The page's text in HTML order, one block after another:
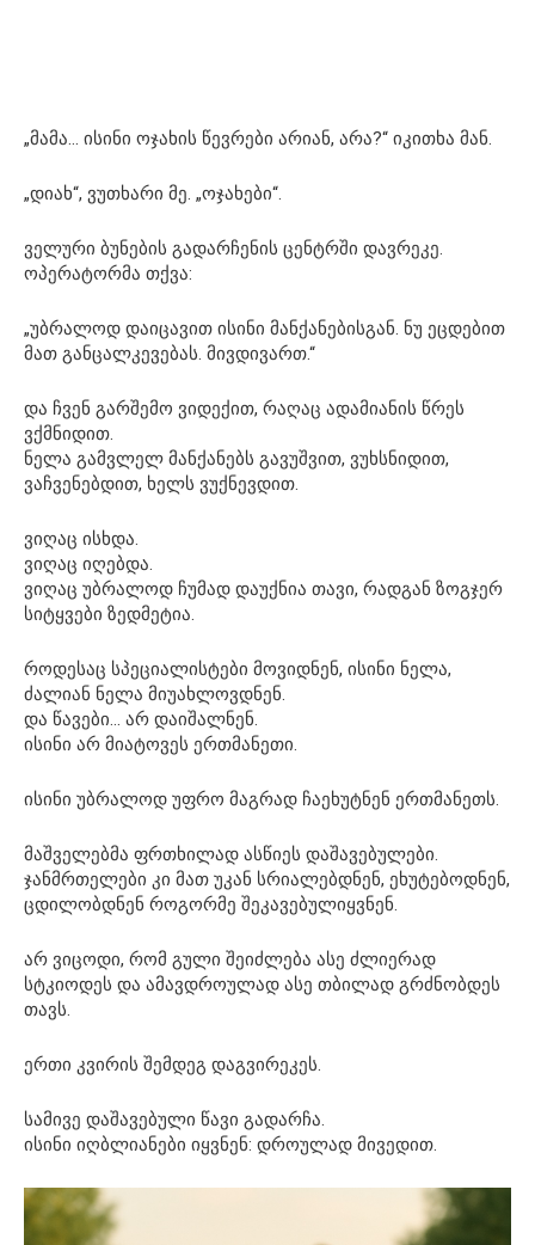
„მამა… ისინი ოჯახის წევრები არიან, არა?“ იკითხა მან.
„დიახ“, ვუთხარი მე. „ოჯახები“.
ველური ბუნების გადარჩენის ცენტრში დავრეკე.
ოპერატორმა თქვა:
„უბრალოდ დაიცავით ისინი მანქანებისგან. ნუ ეცდებით
მათ განცალკევებას. მივდივართ.“
და ჩვენ გარშემო ვიდექით, რაღაც ადამიანის წრეს
ვქმნიდით.
ნელა გამვლელ მანქანებს გავუშვით, ვუხსნიდით,
ვაჩვენებდით, ხელს ვუქნევდით.
ვიღაც ისხდა.
ვიღაც იღებდა.
ვიღაც უბრალოდ ჩუმად დაუქნია თავი, რადგან ზოგჯერ
სიტყვები ზედმეტია.
როდესაც სპეციალისტები მოვიდნენ, ისინი ნელა,
ძალიან ნელა მიუახლოვდნენ.
და წავები… არ დაიშალნენ.
ისინი არ მიატოვეს ერთმანეთი.
ისინი უბრალოდ უფრო მაგრად ჩაეხუტნენ ერთმანეთს.
მაშველებმა ფრთხილად ასწიეს დაშავებულები.
ჯანმრთელები კი მათ უკან სრიალებდნენ, ეხუტებოდნენ,
ცდილობდნენ როგორმე შეკავებულიყვნენ.
არ ვიცოდი, რომ გული შეიძლება ასე ძლიერად
სტკიოდეს და ამავდროულად ასე თბილად გრძნობდეს
თავს.
ერთი კვირის შემდეგ დაგვირეკეს.
სამივე დაშავებული წავი გადარჩა.
ისინი იღბლიანები იყვნენ: დროულად მივედით.